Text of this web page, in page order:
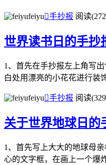
feiyu手抄报 阅读
世界读书日的手抄
1、首先在手抄报左上角写
白处用漂亮的小花花进行装
feiyu手抄报 阅读
关于世界地球日的
1、首先写上大大的地球母
心的文字框，在画上一个爆